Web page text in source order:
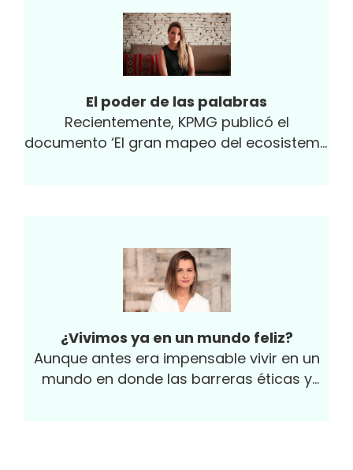
El poder de las palabras
Recientemente, KPMG publicó el
documento ‘El gran mapeo del ecosistema
políticas públicas que impulsen el
desarrollo del emprendimiento.
¿Vivimos ya en un mundo feliz?
Aunque antes era impensable vivir en un
mundo en donde las barreras éticas y